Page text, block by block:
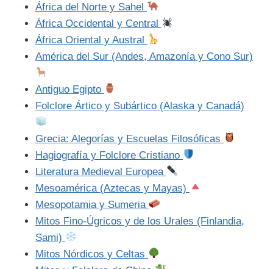
África del Norte y Sahel
África Occidental y Central
África Oriental y Austral
América del Sur (Andes, Amazonía y Cono Sur)
Antiguo Egipto
Folclore Ártico y Subártico (Alaska y Canadá)
Grecia: Alegorías y Escuelas Filosóficas
Hagiografía y Folclore Cristiano
Literatura Medieval Europea
Mesoamérica (Aztecas y Mayas)
Mesopotamia y Sumeria
Mitos Fino-Úgricos y de los Urales (Finlandia,
Sami)
Mitos Nórdicos y Celtas